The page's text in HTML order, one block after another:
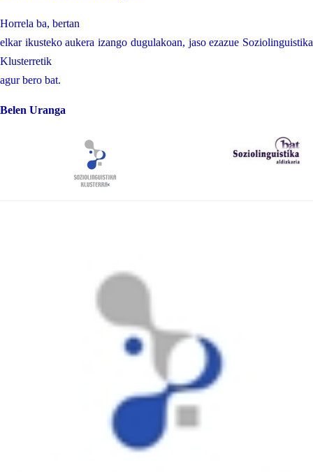
Horrela ba, bertan
elkar ikusteko aukera izango dugulakoan, jaso ezazue Soziolinguistika
Klusterretik
agur bero bat.
Belen Uranga